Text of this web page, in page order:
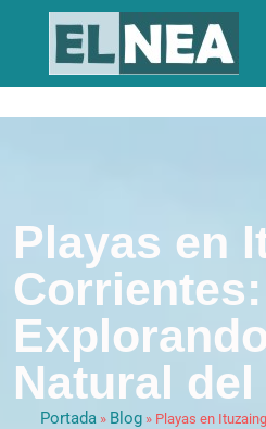
Playas en
Corrientes:
Natural
Portada » Blog » Playas en